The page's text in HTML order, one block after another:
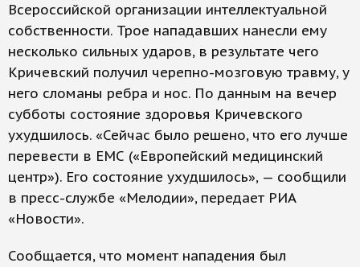
Всероссийской организации интеллектуальной
собственности. Трое нападавших нанесли ему
несколько сильных ударов, в результате чего
Кричевский получил черепно-мозговую травму, у
него сломаны ребра и нос. По данным на вечер
субботы состояние здоровья Кричевского
ухудшилось. «Сейчас было решено, что его лучше
перевести в ЕМС («Европейский медицинский
центр»). Его состояние ухудшилось», — сообщили
в пресс-службе «Мелодии», передает РИА
«Новости».
Сообщается, что момент нападения был